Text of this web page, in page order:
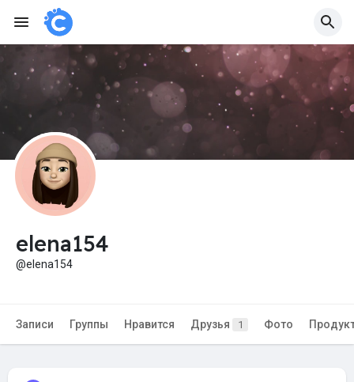
elena154
@elena154
Записи Группы Нравится Друзья 1 Фото